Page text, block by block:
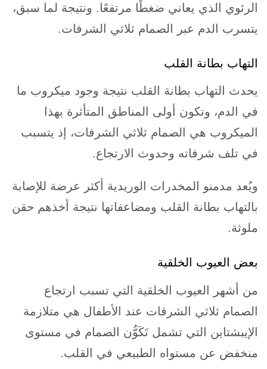
الرئوي الذي يعاني ضغطًا مرتفعًا. ونتيجة لما سبق،
يتسرب الدم عبر الصمام ثلاثي الشرفات.
التهاب بطانة القلب
يحدث التهاب بطانة القلب نتيجة وجود ميكروب ما
في الدم، وتكون أولى المناطق المتأثرة بهذا
الميكروب هي الصمام ثلاثي الشرفات، إذ يتسبب
في تلف شرفاته وحدوث الارتجاع.
ويُعد مدمنو المخدرات الوريدية أكثر عرضة للإصابة
بالتهاب بطانة القلب ومضاعفاتها نتيجة أخذهم حقن
ملوثة.
بعض العيوب الخلقية
من أشهر العيوب الخلقية التي تسبب ارتجاع
الصمام ثلاثي الشرفات عند الأطفال هي متلازمة
الإيبشتاين التي تشمل تَكَوُّن الصمام في مستوى
منخفض عن مستواه الطبيعي في القلب.